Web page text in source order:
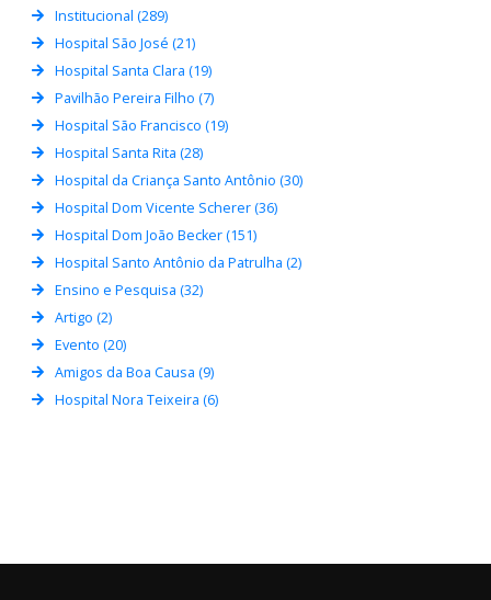
Institucional (289)
Hospital São José (21)
Hospital Santa Clara (19)
Pavilhão Pereira Filho (7)
Hospital São Francisco (19)
Hospital Santa Rita (28)
Hospital da Criança Santo Antônio (30)
Hospital Dom Vicente Scherer (36)
Hospital Dom João Becker (151)
Hospital Santo Antônio da Patrulha (2)
Ensino e Pesquisa (32)
Artigo (2)
Evento (20)
Amigos da Boa Causa (9)
Hospital Nora Teixeira (6)